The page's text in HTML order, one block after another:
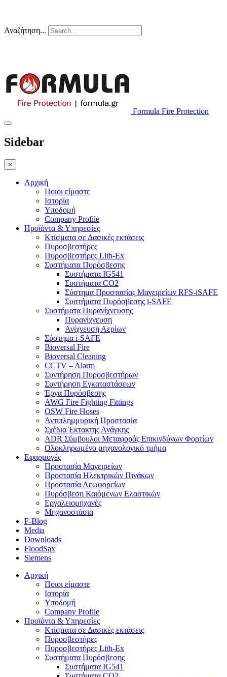
Αναζήτηση...
Formula Fire Protection
Sidebar
×
Αρχική
Ποιοι είμαστε
Ιστορία
Υποδομή
Company Profile
Προϊόντα & Υπηρεσίες
Κτίσματα σε Δασικές εκτάσεις
Πυροσβεστήρες
Πυροσβεστήρες Lith-Ex
Συστήματα Πυρόσβεσης
Συστήματα IG541
Συστήματα CO2
Σύστημα Προστασίας Μαγειρείων RFS-iSAFE
Συστήματα Πυρόσβεσης i-SAFE
Συστήματα Πυρανίχνευσης
Πυρανίχνευση
Ανίχνευση Αερίων
Σύστημα i-SAFE
Bioversal Fire
Bioversal Cleaning
CCTV – Alarm
Συντήρηση Πυροσβεστήρων
Συντήρηση Εγκαταστάσεων
Έργα Πυρόσβεσης
AWG Fire Fighting Fittings
OSW Fire Hoses
Αντιπλημμυρική Προστασία
Σχέδια Έκτακτης Ανάγκης
ADR Σύμβουλοι Μεταφοράς Επικινδύνων Φορτίων
Ολοκληρωμένο μηχανολογικό τμήμα
Εφαρμογές
Προστασία Μαγειρείων
Προστασία Ηλεκτρικών Πινάκων
Προστασία Λεωφορείων
Πυρόσβεση Καιόμενων Ελαστικών
Εργαλειομηχανές
Μηχανοστάσια
F-Blog
Media
Downloads
FloodSax
Siemens
Αρχική
Ποιοι είμαστε
Ιστορία
Υποδομή
Company Profile
Προϊόντα & Υπηρεσίες
Κτίσματα σε Δασικές εκτάσεις
Πυροσβεστήρες
Πυροσβεστήρες Lith-Ex
Συστήματα Πυρόσβεσης
Συστήματα IG541